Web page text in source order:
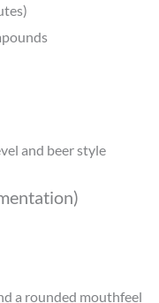
and beer style
a rounded mouthfeel